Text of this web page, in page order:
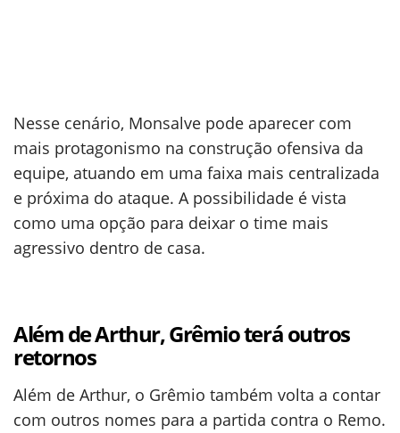
Nesse cenário, Monsalve pode aparecer com
mais protagonismo na construção ofensiva da
equipe, atuando em uma faixa mais centralizada
e próxima do ataque. A possibilidade é vista
como uma opção para deixar o time mais
agressivo dentro de casa.
Além de Arthur, Grêmio terá outros
retornos
Além de Arthur, o Grêmio também volta a contar
com outros nomes para a partida contra o Remo.